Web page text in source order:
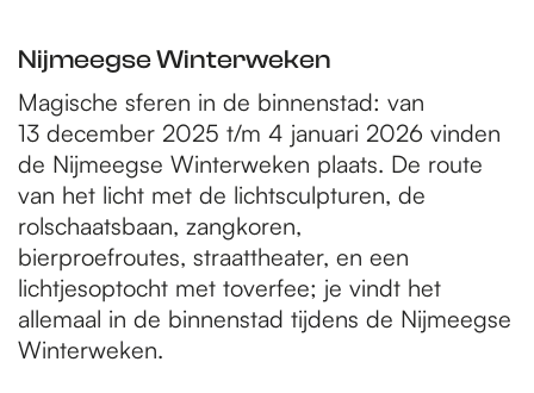
Nijmeegse Winterweken
Magische sferen in de binnenstad: van
13 december 2025 t/m 4 januari 2026 vinden
de Nijmeegse Winterweken plaats. De route
van het licht met de lichtsculpturen, de
rolschaatsbaan, zangkoren,
bierproefroutes, straattheater, en een
lichtjesoptocht met toverfee; je vindt het
allemaal in de binnenstad tijdens de Nijmeegse
Winterweken.